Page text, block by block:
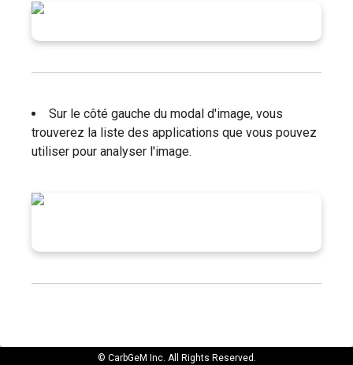
Sur le côté gauche du modal d'image, vous
trouverez la liste des applications que vous pouvez
utiliser pour analyser l'image.
© CarbGeM Inc. All Rights Reserved.